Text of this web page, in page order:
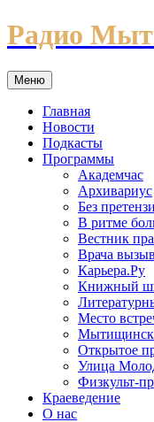
Перейти
к
Радио
Меню
Главная
Новости
Подкасты
Программы
Академчас
Архивариус
Без
В ритме
Вестник
Врача
Карьера.Ру
Книжный
Место
Открытое
Улица
Физкульт-
Краеведение
О нас